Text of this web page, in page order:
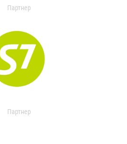
Партнер
Партнер